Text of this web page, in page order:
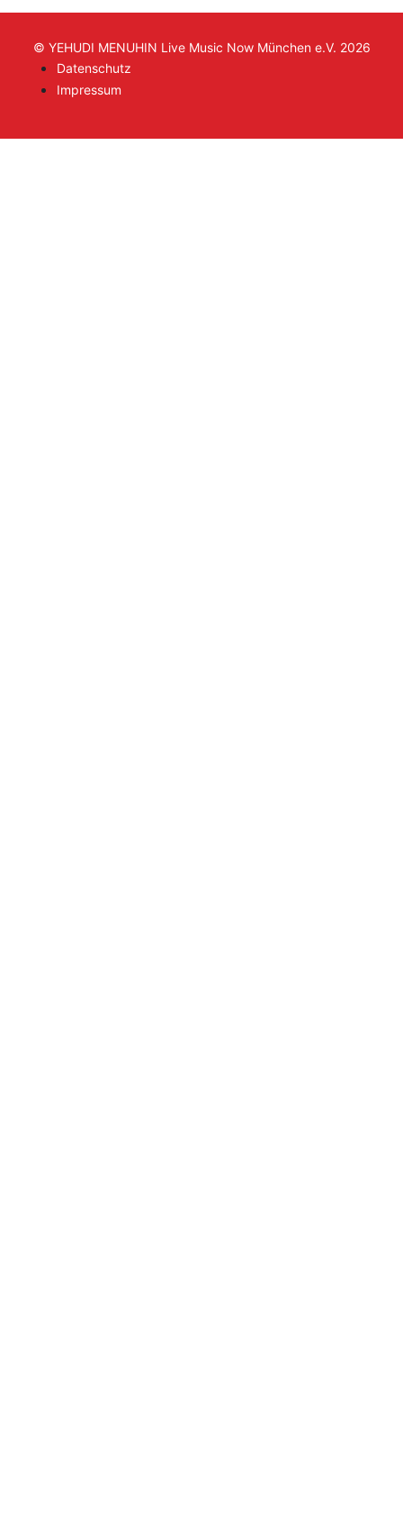
© YEHUDI MENUHIN Live Music Now München e.V. 2026
Datenschutz
Impressum